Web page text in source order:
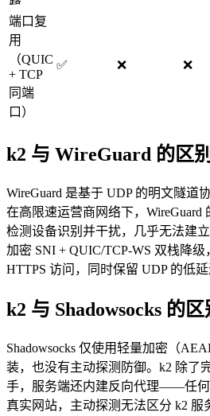
端口复
用
（QUIC
+ TCP
同端
口）
✅ ❌ ❌
k2 与 WireGuard 的区别
WireGuard 是基于 UDP 的明文隧道
在高限速运营商网络下，WireGuard
检测设备识别并干扰，几乎无法建
加密 SNI + QUIC/TCP-WS 双栈降
HTTPS 访问，同时保留 UDP 的低延
k2 与 Shadowsocks 的区
Shadowsocks 仅使用轻量加密（
装，也没有主动探测防御。k2 除了
手，服务端还内建反向代理——任何
真实网站，主动探测无法区分 k2 服